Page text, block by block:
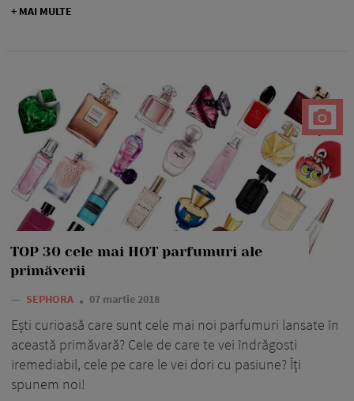
+ MAI MULTE
TOP 30 cele mai HOT parfumuri ale
primăverii
— SEPHORA 07 martie 2018
Ești curioasă care sunt cele mai noi parfumuri lansate în
această primăvară? Cele de care te vei îndrăgosti
iremediabil, cele pe care le vei dori cu pasiune? Îți
spunem noi!